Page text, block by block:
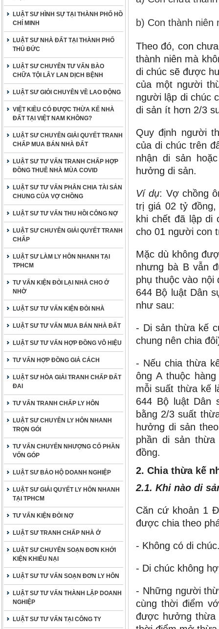
LUẬT SƯ HÌNH SỰ TẠI THÀNH PHỐ HỒ
CHÍ MINH
LUẬT SƯ NHÀ ĐẤT TẠI THÀNH PHỐ
THỦ ĐỨC
LUẬT SƯ CHUYÊN TƯ VẤN BÀO
CHỮA TỘI LÂY LAN DỊCH BỆNH
LUẬT SƯ GIỎI CHUYÊN VỀ LAO ĐỘNG
VIỆT KIỀU CÓ ĐƯỢC THỪA KẾ NHÀ
ĐẤT TẠI VIỆT NAM KHÔNG?
LUẬT SƯ CHUYÊN GIẢI QUYẾT TRANH
CHẤP MUA BÁN NHÀ ĐẤT
LUẬT SƯ TƯ VẤN TRANH CHẤP HỢP
ĐỒNG THUÊ NHÀ MÙA COVID
LUẬT SƯ TƯ VẤN PHÂN CHIA TÀI SẢN
CHUNG CỦA VỢ CHỒNG
LUẬT SƯ TƯ VẤN THU HỒI CÔNG NỢ
LUẬT SƯ CHUYÊN GIẢI QUYẾT TRANH
CHẤP
LUẬT SƯ LÀM LY HÔN NHANH TẠI
TPHCM
TƯ VẤN KIỆN ĐÒI LẠI NHÀ CHO Ở
NHỜ
LUẬT SƯ TƯ VẤN KIỆN ĐÒI NHÀ
LUẬT SƯ TƯ VẤN MUA BÁN NHÀ ĐẤT
LUẬT SƯ TƯ VẤN HỢP ĐỒNG VÔ HIỆU
TƯ VẤN HỢP ĐỒNG GIẢ CÁCH
LUẬT SƯ HÒA GIẢI TRANH CHẤP ĐẤT
ĐAI
TƯ VẤN TRANH CHẤP LY HÔN
LUẬT SƯ CHUYÊN LY HÔN NHANH
TRỌN GÓI
TƯ VẤN CHUYỂN NHƯỢNG CỔ PHẦN
VỐN GÓP
LUẬT SƯ BẢO HỘ DOANH NGHIỆP
LUẬT SƯ GIẢI QUYẾT LY HÔN NHANH
TẠI TPHCM
TƯ VẤN KIỆN ĐÒI NỢ
LUẬT SƯ TRANH CHẤP NHÀ Ở
LUẬT SƯ CHUYÊN SOẠN ĐƠN KHỞI
KIỆN KHIẾU NẠI
LUẬT SƯ TƯ VẤN SOẠN ĐƠN LY HÔN
LUẬT SƯ TƯ VẤN THÀNH LẬP DOANH
NGHIỆP
LUẬT SƯ TƯ VẤN TẠI CÔNG TY
b) Con thành niên
Theo đó, con
thành niên mà
di chúc sẽ được
của một người
người lập di chúc
di sản ít hơn 2/3
Quy định người
của di chúc trên
nhận di sản
hưởng di sản.
Ví dụ: Vợ chồng
trị giá 02 tỷ
khi chết đã lập di
cho 01 người con
Mặc dù không
nhưng bà B vẫn
phụ thuộc vào nội
644 Bộ luật Dân
như sau:
- Di sản thừa kế
chung nên chia
- Nếu chia thừa
ông A thuộc
mỗi suất thừa kế
644 Bộ luật Dân
bằng 2/3 suất
hưởng di sản
phần di sản
đồng.
2. Chia thừa kế
2.1. Khi nào di
Căn cứ khoản 1
được chia theo
- Không có di
- Di chúc không
- Những người
cùng thời điểm
được hưởng thừa